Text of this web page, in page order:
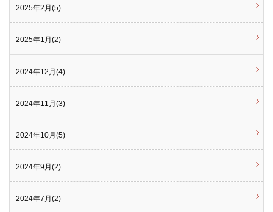
2025年2月(5)
2025年1月(2)
2024年12月(4)
2024年11月(3)
2024年10月(5)
2024年9月(2)
2024年7月(2)